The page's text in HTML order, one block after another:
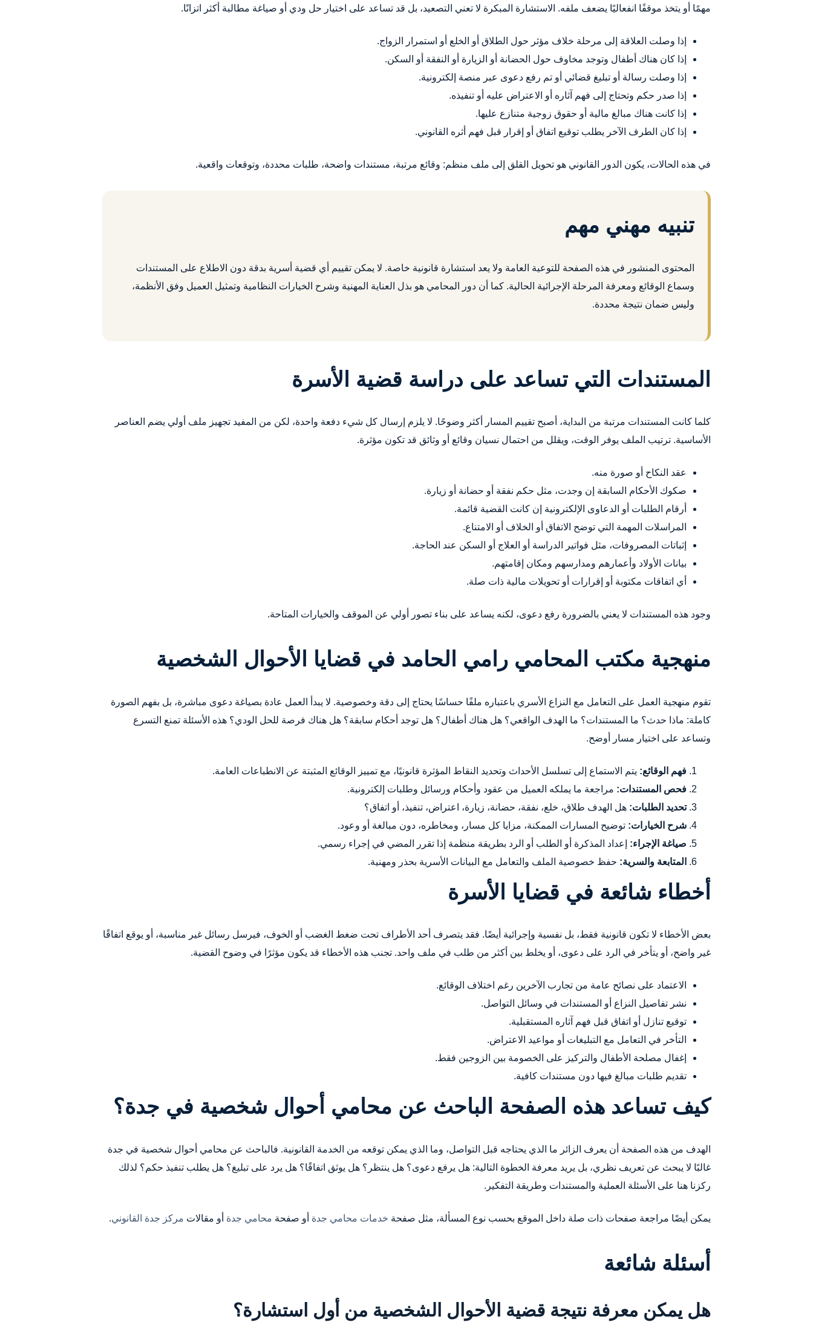
مهمًا أو يتخذ موقفًا انفعاليًا يضعف ملفه. الاستشارة المبكرة لا تعني التصعيد، بل قد تساعد على اختيار حل ودي أو صياغة مطالبة أكثر اتزانًا.
إذا وصلت العلاقة إلى مرحلة خلاف مؤثر حول الطلاق أو الخلع أو استمرار الزواج.
إذا كان هناك أطفال وتوجد مخاوف حول الحضانة أو الزيارة أو النفقة أو السكن.
إذا وصلت رسالة أو تبليغ قضائي أو تم رفع دعوى عبر منصة إلكترونية.
إذا صدر حكم وتحتاج إلى فهم آثاره أو الاعتراض عليه أو تنفيذه.
إذا كانت هناك مبالغ مالية أو حقوق زوجية متنازع عليها.
إذا كان الطرف الآخر يطلب توقيع اتفاق أو إقرار قبل فهم أثره القانوني.
في هذه الحالات، يكون الدور القانوني هو تحويل القلق إلى ملف منظم: وقائع مرتبة، مستندات واضحة، طلبات محددة، وتوقعات واقعية.
تنبيه مهني مهم
المحتوى المنشور في هذه الصفحة للتوعية العامة ولا يعد استشارة قانونية خاصة. لا يمكن تقييم أي قضية أسرية بدقة دون الاطلاع على المستندات
وسماع الوقائع ومعرفة المرحلة الإجرائية الحالية. كما أن دور المحامي هو بذل العناية المهنية وشرح الخيارات النظامية وتمثيل العميل وفق الأنظمة،
وليس ضمان نتيجة محددة.
المستندات التي تساعد على دراسة قضية الأسرة
كلما كانت المستندات مرتبة من البداية، أصبح تقييم المسار أكثر وضوحًا. لا يلزم إرسال كل شيء دفعة واحدة، لكن من المفيد تجهيز ملف أولي يضم العناصر
الأساسية. ترتيب الملف يوفر الوقت، ويقلل من احتمال نسيان وقائع أو وثائق قد تكون مؤثرة.
عقد النكاح أو صورة منه.
صكوك الأحكام السابقة إن وجدت، مثل حكم نفقة أو حضانة أو زيارة.
أرقام الطلبات أو الدعاوى الإلكترونية إن كانت القضية قائمة.
المراسلات المهمة التي توضح الاتفاق أو الخلاف أو الامتناع.
إثباتات المصروفات، مثل فواتير الدراسة أو العلاج أو السكن عند الحاجة.
بيانات الأولاد وأعمارهم ومدارسهم ومكان إقامتهم.
أي اتفاقات مكتوبة أو إقرارات أو تحويلات مالية ذات صلة.
وجود هذه المستندات لا يعني بالضرورة رفع دعوى، لكنه يساعد على بناء تصور أولي عن الموقف والخيارات المتاحة.
منهجية مكتب المحامي رامي الحامد في قضايا الأحوال الشخصية
تقوم منهجية العمل على التعامل مع النزاع الأسري باعتباره ملفًا حساسًا يحتاج إلى دقة وخصوصية. لا يبدأ العمل عادة بصياغة دعوى مباشرة، بل بفهم الصورة
كاملة: ماذا حدث؟ ما المستندات؟ ما الهدف الواقعي؟ هل هناك أطفال؟ هل توجد أحكام سابقة؟ هل هناك فرصة للحل الودي؟ هذه الأسئلة تمنع التسرع
وتساعد على اختيار مسار أوضح.
فهم الوقائع: يتم الاستماع إلى تسلسل الأحداث وتحديد النقاط المؤثرة قانونيًا، مع تمييز الوقائع المثبتة عن الانطباعات العامة.
فحص المستندات: مراجعة ما يملكه العميل من عقود وأحكام ورسائل وطلبات إلكترونية.
تحديد الطلبات: هل الهدف طلاق، خلع، نفقة، حضانة، زيارة، اعتراض، تنفيذ، أو اتفاق؟
شرح الخيارات: توضيح المسارات الممكنة، مزايا كل مسار، ومخاطره، دون مبالغة أو وعود.
صياغة الإجراء: إعداد المذكرة أو الطلب أو الرد بطريقة منظمة إذا تقرر المضي في إجراء رسمي.
المتابعة والسرية: حفظ خصوصية الملف والتعامل مع البيانات الأسرية بحذر ومهنية.
أخطاء شائعة في قضايا الأسرة
بعض الأخطاء لا تكون قانونية فقط، بل نفسية وإجرائية أيضًا. فقد يتصرف أحد الأطراف تحت ضغط الغضب أو الخوف، فيرسل رسائل غير مناسبة، أو يوقع اتفاقًا
غير واضح، أو يتأخر في الرد على دعوى، أو يخلط بين أكثر من طلب في ملف واحد. تجنب هذه الأخطاء قد يكون مؤثرًا في وضوح القضية.
الاعتماد على نصائح عامة من تجارب الآخرين رغم اختلاف الوقائع.
نشر تفاصيل النزاع أو المستندات في وسائل التواصل.
توقيع تنازل أو اتفاق قبل فهم آثاره المستقبلية.
التأخر في التعامل مع التبليغات أو مواعيد الاعتراض.
إغفال مصلحة الأطفال والتركيز على الخصومة بين الزوجين فقط.
تقديم طلبات مبالغ فيها دون مستندات كافية.
كيف تساعد هذه الصفحة الباحث عن محامي أحوال شخصية في جدة؟
الهدف من هذه الصفحة أن يعرف الزائر ما الذي يحتاجه قبل التواصل، وما الذي يمكن توقعه من الخدمة القانونية. فالباحث عن محامي أحوال شخصية في جدة
غالبًا لا يبحث عن تعريف نظري، بل يريد معرفة الخطوة التالية: هل يرفع دعوى؟ هل ينتظر؟ هل يوثق اتفاقًا؟ هل يرد على تبليغ؟ هل يطلب تنفيذ حكم؟ لذلك
ركزنا هنا على الأسئلة العملية والمستندات وطريقة التفكير.
يمكن أيضًا مراجعة صفحات ذات صلة داخل الموقع بحسب نوع المسألة، مثل صفحة خدمات محامي جدة أو صفحة محامي جدة أو مقالات مركز جدة القانوني.
أسئلة شائعة
هل يمكن معرفة نتيجة قضية الأحوال الشخصية من أول استشارة؟